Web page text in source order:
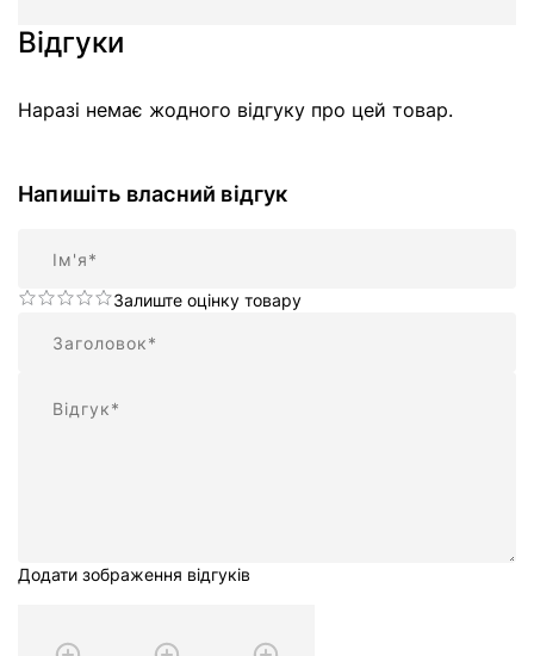
Відгуки
Наразі немає жодного відгуку про цей товар.
Напишіть власний відгук
Залиште оцінку товару
Додати зображення відгуків